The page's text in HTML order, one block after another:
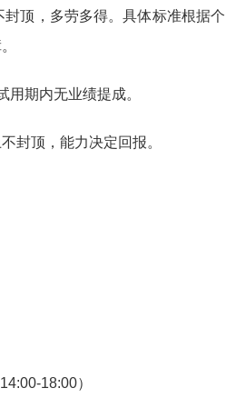
封顶，多劳多得。具体标准根据个
期内无业绩提成。
封顶，能力决定回报。
18:00）